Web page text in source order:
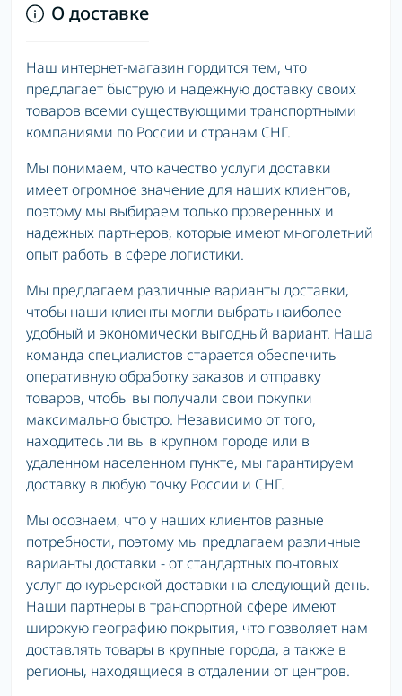
О доставке
Наш интернет-магазин гордится тем, что
предлагает быструю и надежную доставку своих
товаров всеми существующими транспортными
компаниями по России и странам СНГ.
Мы понимаем, что качество услуги доставки
имеет огромное значение для наших клиентов,
поэтому мы выбираем только проверенных и
надежных партнеров, которые имеют многолетний
опыт работы в сфере логистики.
Мы предлагаем различные варианты доставки,
чтобы наши клиенты могли выбрать наиболее
удобный и экономически выгодный вариант. Наша
команда специалистов старается обеспечить
оперативную обработку заказов и отправку
товаров, чтобы вы получали свои покупки
максимально быстро. Независимо от того,
находитесь ли вы в крупном городе или в
удаленном населенном пункте, мы гарантируем
доставку в любую точку России и СНГ.
Мы осознаем, что у наших клиентов разные
потребности, поэтому мы предлагаем различные
варианты доставки - от стандартных почтовых
услуг до курьерской доставки на следующий день.
Наши партнеры в транспортной сфере имеют
широкую географию покрытия, что позволяет нам
доставлять товары в крупные города, а также в
регионы, находящиеся в отдалении от центров.